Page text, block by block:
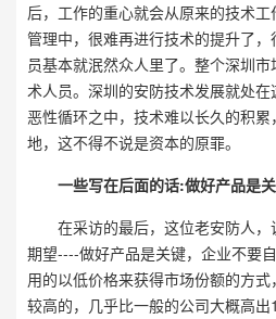
后，工作的重心就会从原来的技术
管理中，很难再进行技术的提升了
员基本就泯然众人里了。整个深圳
术人员。深圳的安防技术发展就处
恶性循环之中，技术难以长久的积
地，这不得不说是资本的原罪。
一些写在后面的话:做好产品是
在采访的最后，这位老安防人
期望----做好产品是关键，企业不要
用的以低价格来获得市场份额的方
较高的，几乎比一般的公司大概高